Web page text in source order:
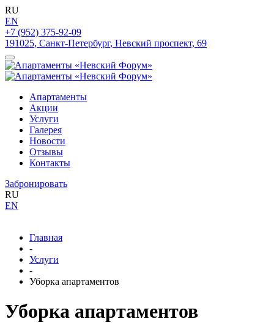
RU
EN
+7 (952) 375-92-09
191025, Санкт-Петербург, Невский проспект, 69
Апартаменты
Акции
Услуги
Галерея
Новости
Отзывы
Контакты
Забронировать
RU
EN
Главная
-
Услуги
-
Уборка апартаментов
Уборка апартаментов